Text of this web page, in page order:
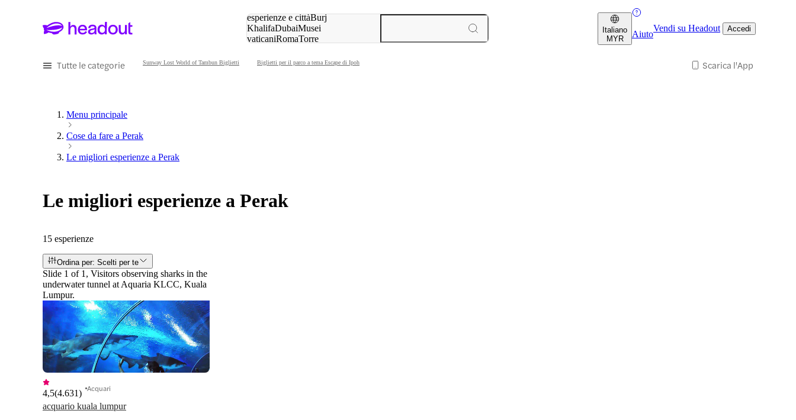
esperienze e cittàBurj
KhalifaDubaiMusei
vaticaniRomaTorre
Italiano
MYR
Aiuto
Vendi su Headout Accedi
Tutte le categorie Sunway Lost World of Tambun Biglietti Biglietti per il parco a tema Escape di Ipoh Scarica l'App
Menu principale
Cose da fare a Perak
Le migliori esperienze a Perak
Le migliori esperienze a Perak
15 esperienze
Ordina per: Scelti per te
Slide 1 of 1, Visitors observing sharks in the
underwater tunnel at Aquaria KLCC, Kuala
Lumpur.
acquario kuala lumpur
4,5(4.631) Acquari